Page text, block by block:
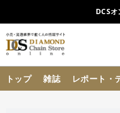
DCS
トップ 雑誌 レポート・